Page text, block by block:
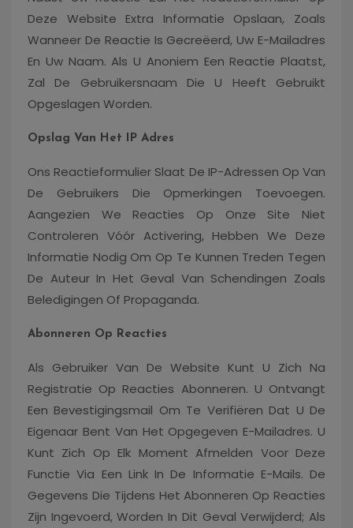
Deze Website Extra Informatie Opslaan, Zoals
Wanneer De Reactie Is Gecreëerd, Uw E-Mailadres
En Uw Naam. Als U Anoniem Een Reactie Plaatst,
Zal De Gebruikersnaam Die U Heeft Gebruikt
Opgeslagen Worden.
Opslag Van Het IP Adres
Ons Reactieformulier Slaat De IP-Adressen Op Van
De Gebruikers Die Opmerkingen Toevoegen.
Aangezien We Reacties Op Onze Site Niet
Controleren Vóór Activering, Hebben We Deze
Informatie Nodig Om Op Te Kunnen Treden Tegen
De Auteur In Het Geval Van Schendingen Zoals
Beledigingen Of Propaganda.
Abonneren Op Reacties
Als Gebruiker Van De Website Kunt U Zich Na
Registratie Op Reacties Abonneren. U Ontvangt
Een Bevestigingsmail Om Te Verifiëren Dat U De
Eigenaar Bent Van Het Opgegeven E-Mailadres. U
Kunt Zich Op Elk Moment Afmelden Voor Deze
Functie Via Een Link In De Informatie E-Mails. De
Gegevens Die Tijdens Het Abonneren Op Reacties
Zijn Ingevoerd, Worden In Dit Geval Verwijderd; Als